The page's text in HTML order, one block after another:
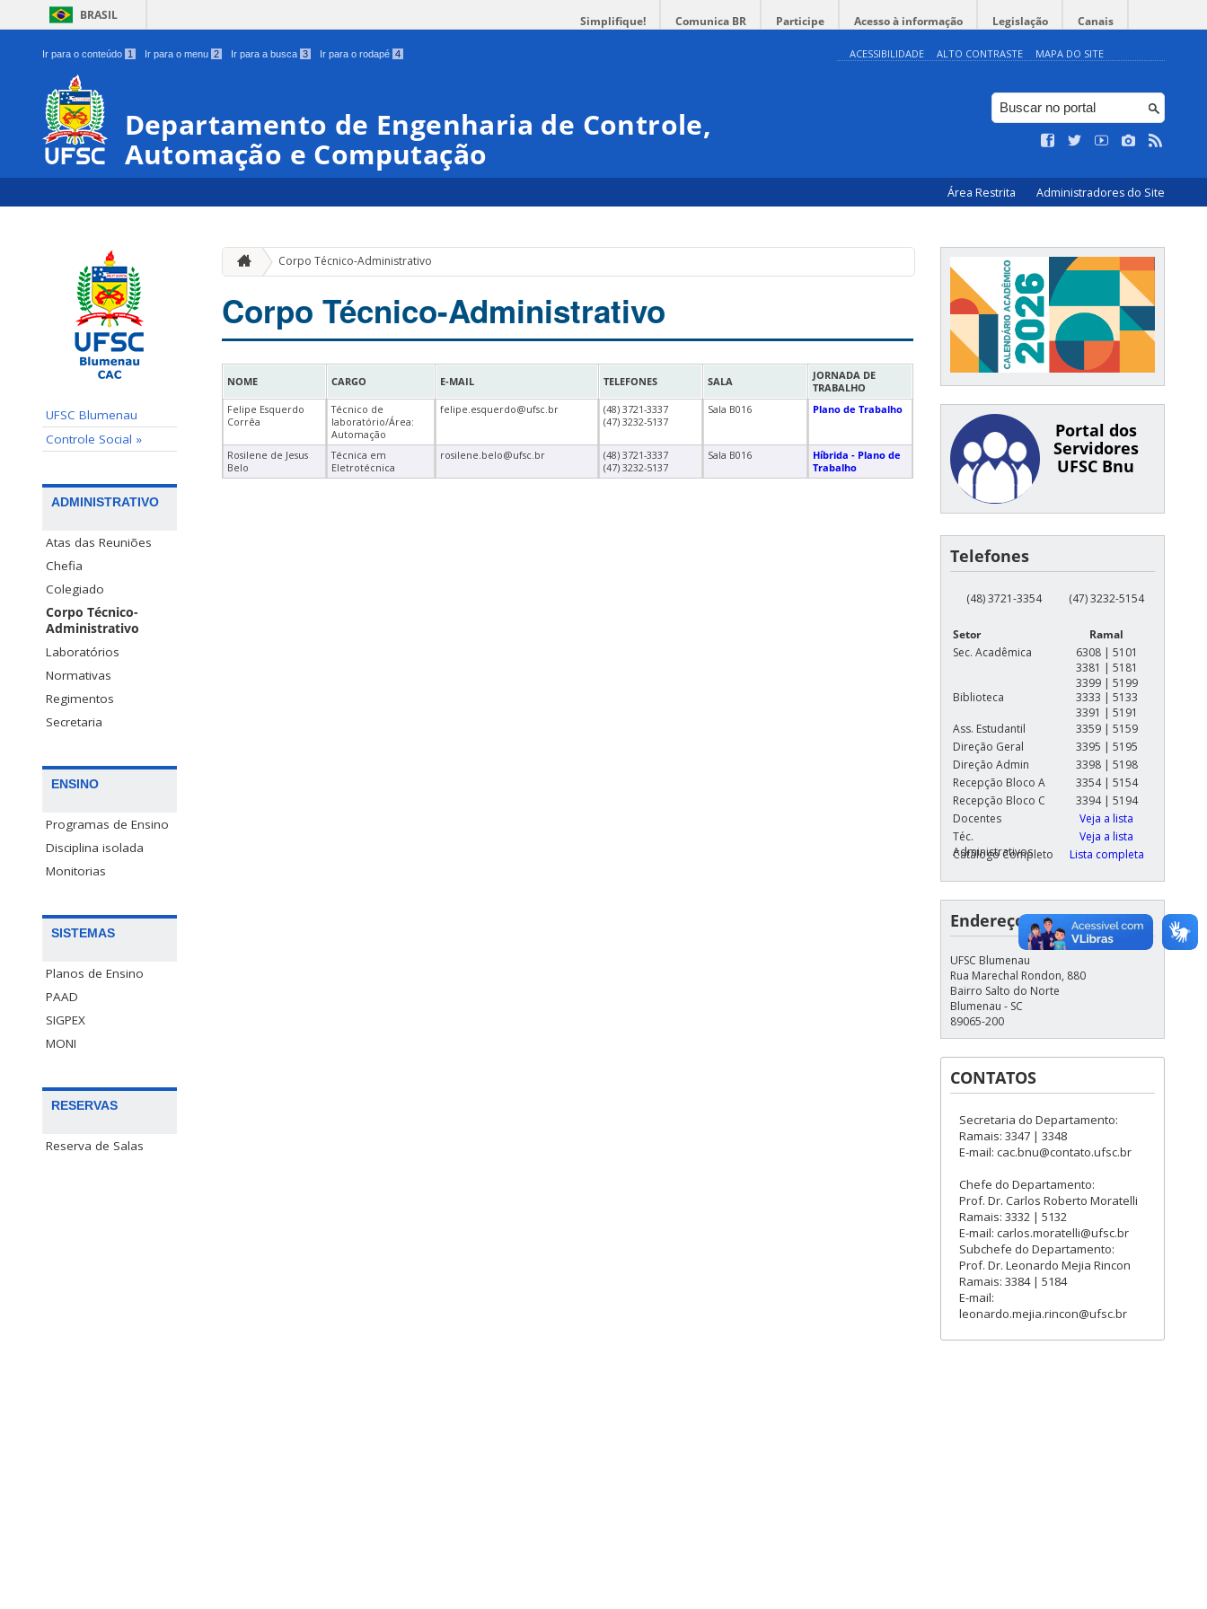
BRASIL Simplifique! Comunica BR Participe Acesso à informação Legislação Canais
Ir para o conteúdo 1 Ir para o menu 2 Ir para a busca 3 Ir para o rodapé 4 ACESSIBILIDADE ALTO CONTRASTE MAPA DO SITE
Departamento de Engenharia de Controle,
Automação e Computação
Área Restrita Administradores do Site
UFSC Blumenau
Controle Social »
ADMINISTRATIVO
Atas das Reuniões
Chefia
Colegiado
Corpo Técnico-
Administrativo
Laboratórios
Normativas
Regimentos
Secretaria
ENSINO
Programas de Ensino
Disciplina isolada
Monitorias
SISTEMAS
Planos de Ensino
PAAD
SIGPEX
MONI
RESERVAS
Reserva de Salas
Corpo Técnico-Administrativo
Corpo Técnico-Administrativo
NOME CARGO E-MAIL TELEFONES SALA
JORNADA DE
TRABALHO
Felipe Esquerdo
Corrêa
Técnico de
laboratório/Área:
Automação
felipe.esquerdo@ufsc.br
(48) 3721-3337
(47) 3232-5137
Sala B016 Plano de Trabalho
Rosilene de Jesus
Belo
Técnica em
Eletrotécnica
rosilene.belo@ufsc.br
(48) 3721-3337
(47) 3232-5137
Sala B016
Híbrida - Plano de
Trabalho
Portal dos
Servidores
UFSC Bnu
Telefones
(48) 3721-3354 (47) 3232-5154
Setor
Ramal
Sec. Acadêmica
6308 | 5101
3381 | 5181
3399 | 5199
Biblioteca
3333 | 5133
3391 | 5191
Ass. Estudantil
3359 | 5159
Direção Geral
3395 | 5195
Direção Admin
3398 | 5198
Recepção Bloco A
3354 | 5154
Recepção Bloco C
3394 | 5194
Docentes
Veja a lista
Téc.
Administrativos
Veja a lista
Catálogo Completo
Lista completa
Endereço
UFSC Blumenau
Rua Marechal Rondon, 880
Bairro Salto do Norte
Blumenau - SC
89065-200
CONTATOS
Secretaria do Departamento:
Ramais: 3347 | 3348
E-mail: cac.bnu@contato.ufsc.br
Chefe do Departamento:
Prof. Dr. Carlos Roberto Moratelli
Ramais: 3332 | 5132
E-mail: carlos.moratelli@ufsc.br
Subchefe do Departamento:
Prof. Dr. Leonardo Mejia Rincon
Ramais: 3384 | 5184
E-mail:
leonardo.mejia.rincon@ufsc.br